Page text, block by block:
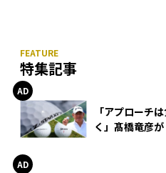
特集記事
「アプローチ
く」髙橋竜彦